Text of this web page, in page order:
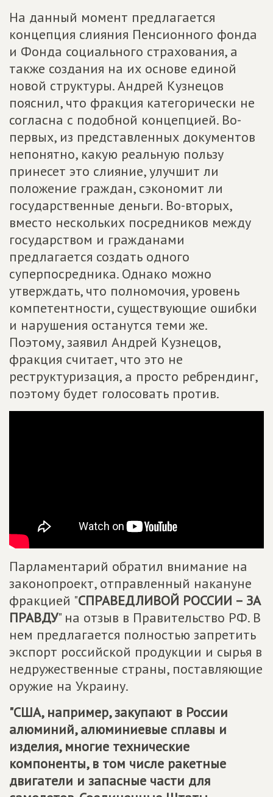
На данный момент предлагается
концепция слияния Пенсионного фонда
и Фонда социального страхования, а
также создания на их основе единой
новой структуры. Андрей Кузнецов
пояснил, что фракция категорически не
согласна с подобной концепцией. Во-
первых, из представленных документов
непонятно, какую реальную пользу
принесет это слияние, улучшит ли
положение граждан, сэкономит ли
государственные деньги. Во-вторых,
вместо нескольких посредников между
государством и гражданами
предлагается создать одного
суперпосредника. Однако можно
утверждать, что полномочия, уровень
компетентности, существующие ошибки
и нарушения останутся теми же.
Поэтому, заявил Андрей Кузнецов,
фракция считает, что это не
реструктуризация, а просто ребрендинг,
поэтому будет голосовать против.
Парламентарий обратил внимание на
законопроект, отправленный накануне
фракцией "СПРАВЕДЛИВОЙ РОССИИ – ЗА
ПРАВДУ" на отзыв в Правительство РФ. В
нем предлагается полностью запретить
экспорт российской продукции и сырья в
недружественные страны, поставляющие
оружие на Украину.
"США, например, закупают в России
алюминий, алюминиевые сплавы и
изделия, многие технические
компоненты, в том числе ракетные
двигатели и запасные части для